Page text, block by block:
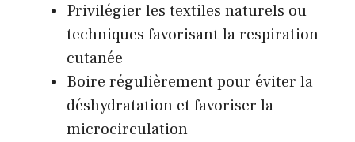
Privilégier les textiles naturels ou
techniques favorisant la respiration
cutanée
Boire régulièrement pour éviter la
déshydratation et favoriser la
microcirculation